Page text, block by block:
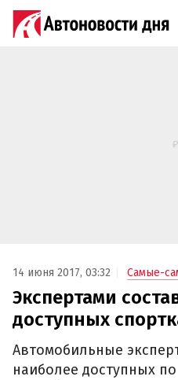
14 июня 2017, 03:32 Самые-
Экспертами
доступных
Автомобильные
наиболее доступных